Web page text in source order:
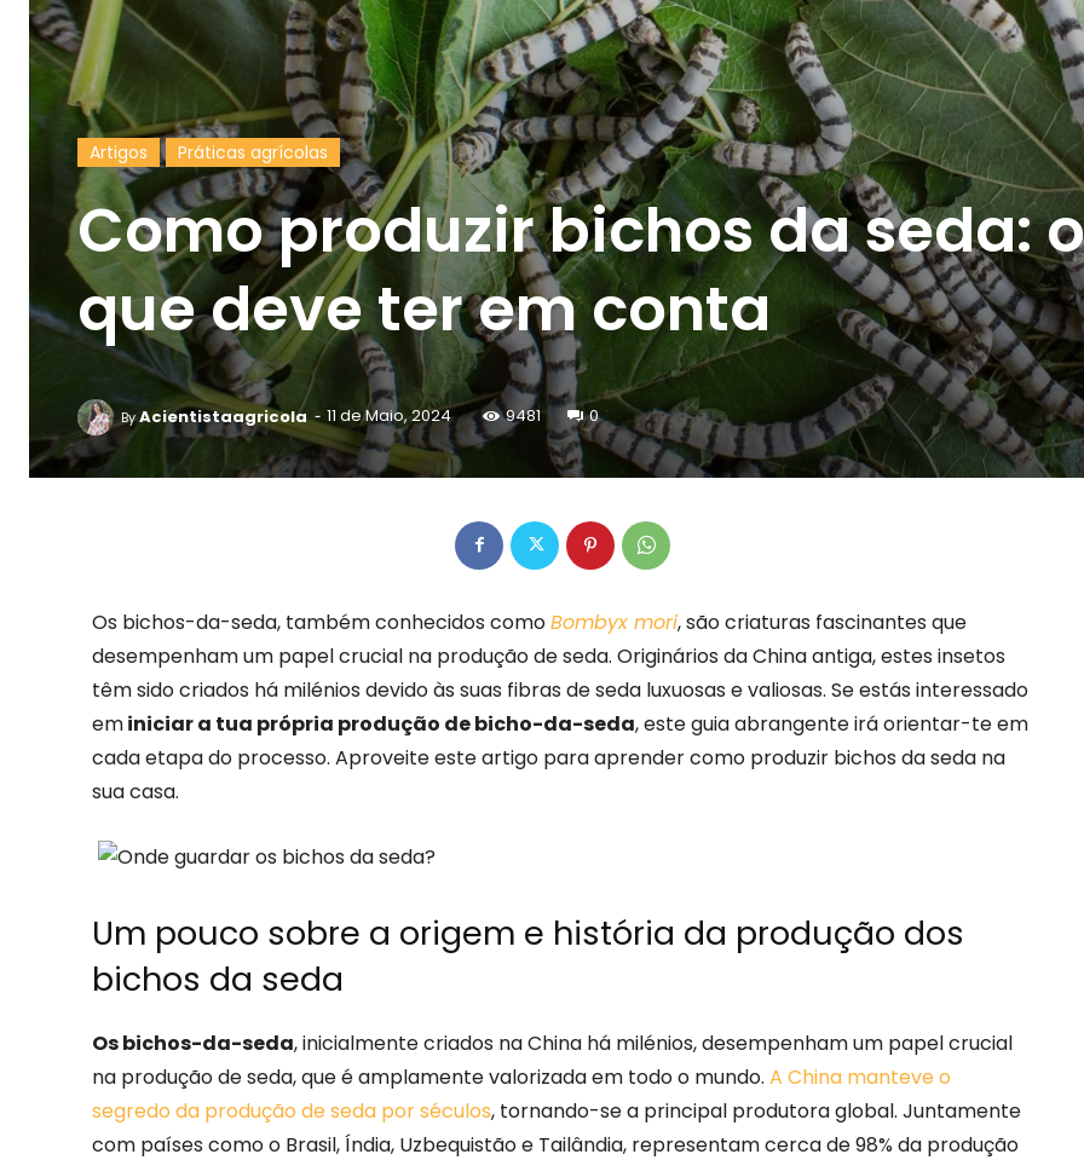
Artigos Práticas agrícolas
Como produzir bichos da seda: o
que deve ter em conta
ByAcientistaagricola - 11 de Maio, 2024 9481 0
Os bichos-da-seda, também conhecidos comoBombyx mori, são criaturas fascinantes que
desempenham um papel crucial na produção de seda. Originários da China antiga, estes insetos
têm sido criados há milénios devido às suas fibras de seda luxuosas e valiosas. Se estás interessado
eminiciar a tua própria produção de bicho-da-seda, este guia abrangente irá orientar-te em
cada etapa do processo. Aproveite este artigo para aprender como produzir bichos da seda na
sua casa.
Um pouco sobre a origem e história da produção dos
bichos da seda
Os bichos-da-seda, inicialmente criados na China há milénios, desempenham um papel crucial
na produção de seda, que é amplamente valorizada em todo o mundo. A China manteve o
segredo da produção de seda por séculos, tornando-se a principal produtora global. Juntamente
com países como o Brasil, Índia, Uzbequistão e Tailândia, representam cerca de 98% da produção